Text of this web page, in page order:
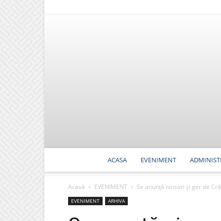
ACASA EVENIMENT
Acasă EVENIMENT Se anunță ninsori și ger de
EVENIMENT ARHIVA